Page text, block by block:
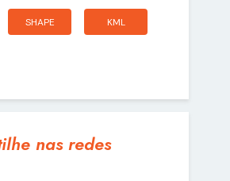
SHAPE KML
nas redes